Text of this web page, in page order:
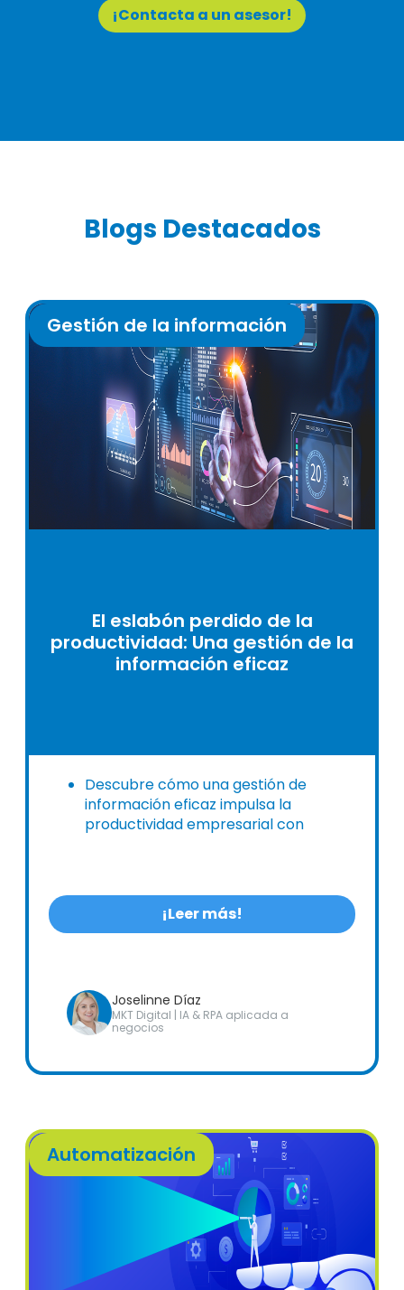
¡Contacta a un asesor!
Blogs Destacados
Gestión de la información
El eslabón perdido de la
productividad: Una gestión de la
información eficaz
Descubre cómo una gestión de
información eficaz impulsa la
productividad empresarial con
¡Leer más!
Joselinne Díaz
MKT Digital | IA & RPA aplicada a
negocios
Automatización